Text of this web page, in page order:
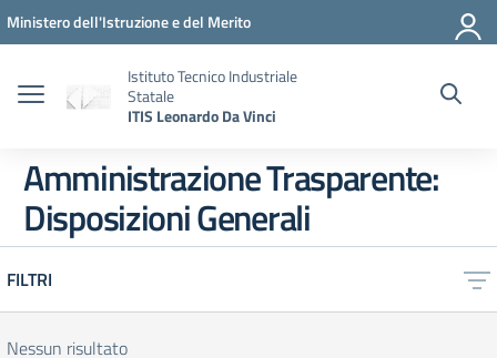
Vai ai contenuti
Vai al menu di navigazione
Vai al footer
Ministero dell'Istruzione e del Merito
Istituto Tecnico Industriale
Statale
ITIS Leonardo Da Vinci
Amministrazione Trasparente:
Disposizioni Generali
FILTRI
Nessun risultato